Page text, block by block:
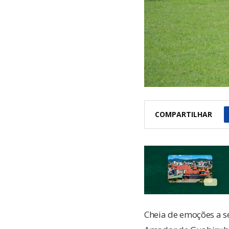
COMPARTILHAR
Cheia de emoções a